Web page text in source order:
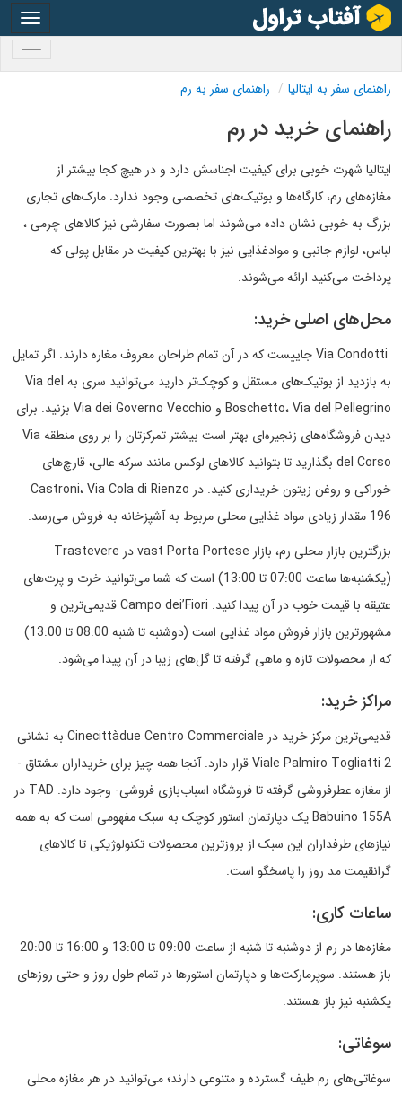
راهنمای سفر به ایتالیا راهنمای سفر به رم
راهنمای خرید در رم
ایتالیا شهرت خوبی برای کیفیت اجناسش دارد و در هیچ کجا بیشتر از
مغازه‌های رم، کارگاه‌ها و بوتیک‌های تخصصی وجود ندارد. مارک‌های تجاری
بزرگ به خوبی نشان داده می‌شوند اما بصورت سفارشی نیز کالاهای چرمی ،
لباس، لوازم جانبی و موادغذایی نیز با بهترین کیفیت در مقابل پولی که
پرداخت می‌کنید ارائه می‌شوند.
محل‌های اصلی خرید:
Via Condotti جاییست که در آن تمام طراحان معروف مغاره دارند. اگر تمایل
به بازدید از بوتیک‌های مستقل و کوچک‌تر دارید می‌توانید سری به Via del
Boschetto، Via del Pellegrino و Via dei Governo Vecchio بزنید. برای
دیدن فروشگاه‌های زنجیره‌ای بهتر است بیشتر تمرکزتان را بر روی منطقه Via
del Corso بگذارید تا بتوانید کالاهای لوکس مانند سرکه عالی، قارچ‌های
خوراکی و روغن زیتون خریداری کنید. در Castroni، Via Cola di Rienzo
196 مقدار زیادی مواد غذایی محلی مربوط به آشپزخانه به فروش می‌رسد.
بزرگترین بازار محلی رم، بازار vast Porta Portese در Trastevere
(یکشنبه‌ها ساعت 07:00 تا 13:00) است که شما می‌توانید خرت و پرت‌های
عتیقه با قیمت خوب در آن پیدا کنید. Campo dei’Fiori قدیمی‌ترین و
مشهورترین بازار فروش مواد غذایی است (دوشنبه تا شنبه 08:00 تا 13:00)
که از محصولات تازه و ماهی گرفته تا گل‌های زیبا در آن پیدا می‌شود.
مراکز خرید:
قدیمی‌ترین مرکز خرید در Cinecittàdue Centro Commerciale به نشانی
Viale Palmiro Togliatti 2 قرار دارد. آنجا همه چیز برای خریداران مشتاق -
از مغازه عطرفروشی گرفته تا فروشگاه اسباب‌بازی فروشی- وجود دارد. TAD در
Babuino 155A یک دپارتمان استور کوچک به سبک مفهومی است که به همه
نیازهای طرفداران این سبک از بروزترین محصولات تکنولوژیکی تا کالاهای
گرانقیمت مد روز را پاسخگو است.
ساعات کاری:
مغازه‌ها در رم از دوشنبه تا شنبه از ساعت 09:00 تا 13:00 و 16:00 تا 20:00
باز هستند. سوپرمارکت‌ها و دپارتمان استورها در تمام طول روز و حتی روزهای
یکشنبه نیز باز هستند.
سوغاتی:
سوغاتی‌های رم طیف گسترده و متنوعی دارند؛ می‌توانید در هر مغازه محلی